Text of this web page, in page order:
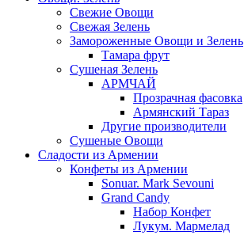
Свежие Овощи
Свежая Зелень
Замороженные Овощи и Зелень
Тамара фрут
Сушеная Зелень
АРМЧАЙ
Прозрачная фасовка
Армянский Тараз
Другие производители
Сушеные Овощи
Сладости из Армении
Конфеты из Армении
Sonuar. Mark Sevouni
Grand Candy
Набор Конфет
Лукум. Мармелад